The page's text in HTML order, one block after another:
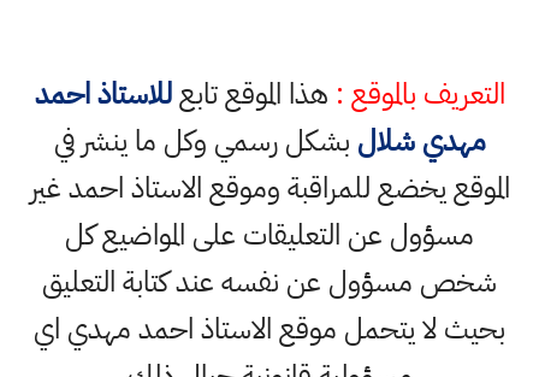
التعريف بالموقع : هذا الموقع تابعللاستاذ احمد
مهدي شلال بشكل رسمي وكل ما ينشر في
الموقع يخضع للمراقبة وموقع الاستاذ احمد غير
مسؤول عن التعليقات على المواضيع كل
شخص مسؤول عن نفسه عند كتابة التعليق
بحيث لا يتحمل موقع الاستاذ احمد مهدي اي